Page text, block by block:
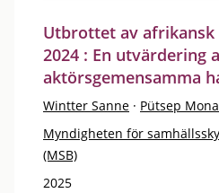
Utbrottet av afrikansk
2024 : En utvärdering
aktörsgemensamma
Wintter Sanne · Pütsep Mona
Myndigheten för
(MSB)
2025